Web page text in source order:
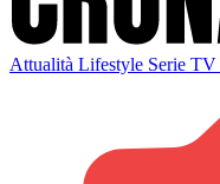
Attualità Lifestyle Serie TV